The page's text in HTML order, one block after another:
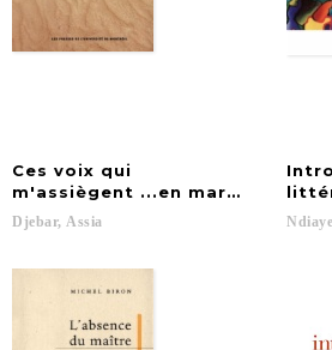
Ces voix qui
m'assiègent ...en marge de ma
Djebar, Assia